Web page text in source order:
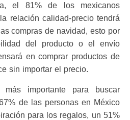
el 81% de los mexicanos
relación calidad-precio tendrá
compras de navidad, esto por
del producto o el envío
en comprar productos de
sin importar el precio.
importante para buscar
de las personas en México
para los regalos, un 51%